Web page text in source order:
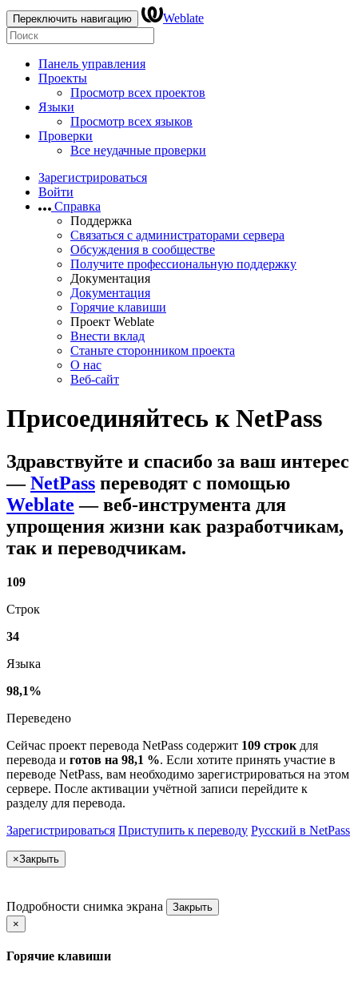
Переключить навигацию Weblate
Панель управления
Проекты
Просмотр всех проектов
Языки
Просмотр всех языков
Проверки
Все неудачные проверки
Зарегистрироваться
Войти
Справка
Поддержка
Связаться с администраторами сервера
Обсуждения в сообществе
Получите профессиональную поддержку
Документация
Документация
Горячие клавиши
Проект Weblate
Внести вклад
Станьте сторонником проекта
О нас
Веб-сайт
Присоединяйтесь кNetPass
Здравствуйте и спасибо за ваш интерес
—NetPass переводят с помощью
Weblate — веб-инструмента для
упрощения жизни как разработчикам,
так и переводчикам.
109
Строк
34
Языка
98,1%
Переведено
Сейчас проект перевода NetPass содержит 109 строк для
перевода и готов на 98,1 %. Если хотите принять участие в
переводе NetPass, вам необходимо зарегистрироваться на этом
сервере. После активации учётной записи перейдите к
разделу для перевода.
Зарегистрироваться Приступить к переводу Русский в NetPass
×Закрыть
Подробности снимка экрана
Закрыть
×
Горячие клавиши